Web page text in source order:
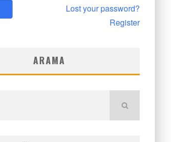
Lost your password?
Register
ARAMA